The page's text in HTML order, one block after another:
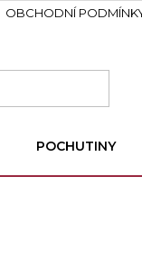
OBCHODNÍ
POCHUTINY